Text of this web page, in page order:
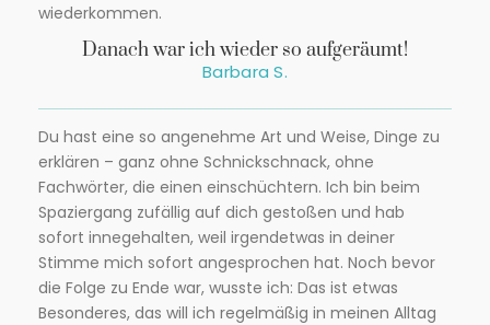
wiederkommen.
Danach war ich wieder so aufgeräumt!
Barbara S.
Du hast eine so angenehme Art und Weise, Dinge zu
erklären – ganz ohne Schnickschnack, ohne
Fachwörter, die einen einschüchtern. Ich bin beim
Spaziergang zufällig auf dich gestoßen und hab
sofort innegehalten, weil irgendetwas in deiner
Stimme mich sofort angesprochen hat. Noch bevor
die Folge zu Ende war, wusste ich: Das ist etwas
Besonderes, das will ich regelmäßig in meinen Alltag